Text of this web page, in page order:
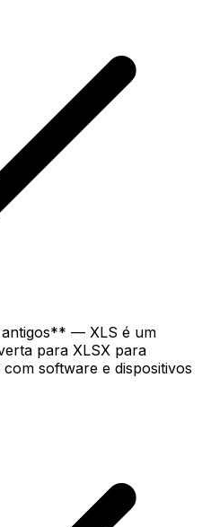
— XLS é um
para XLSX para
software e dispositivos